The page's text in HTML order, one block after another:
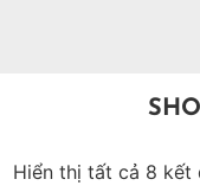
Hiển thị tất cả 8 kết